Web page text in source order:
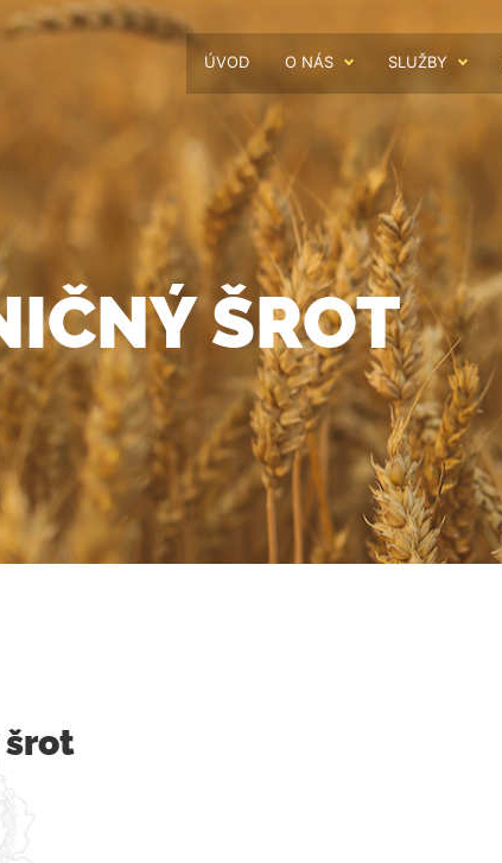
ÚVOD O NÁS SLUŽBY
ŠROT
šrot